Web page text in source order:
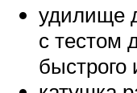
удилище
с тестом
быстрого